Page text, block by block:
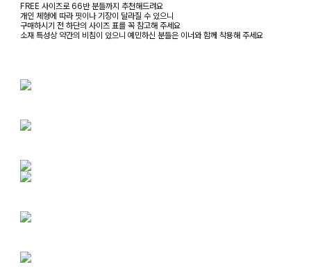
FREE 사이즈로 66반 분들까지 추천해드려요
개인 체형에 따라 핏이나 기장이 달라질 수 있으니
구매하시기 전 하단의 사이즈 표를 꼭 참고해 주세요
소재 특성상 약간의 비침이 있으니 예민하신 분들은 이너와 함께 착용해 주세요